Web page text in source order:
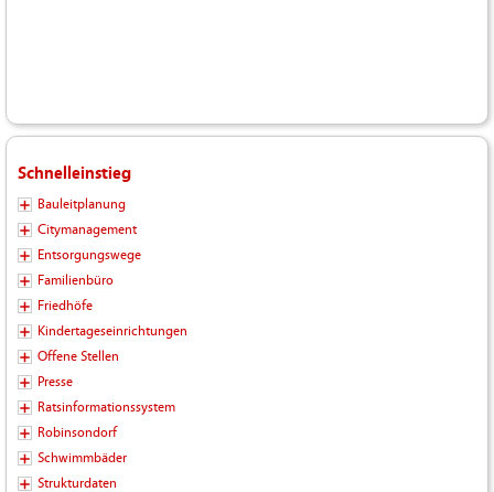
Schnelleinstieg
Bauleitplanung
Citymanagement
Entsorgungswege
Familienbüro
Friedhöfe
Kindertageseinrichtungen
Offene Stellen
Presse
Ratsinformationssystem
Robinsondorf
Schwimmbäder
Strukturdaten